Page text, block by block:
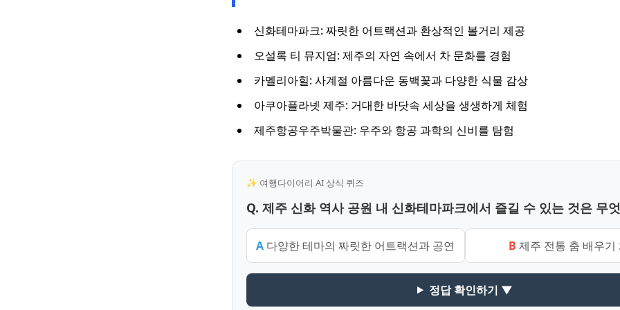
신화테마파크: 짜릿한 어트랙션과 환상적인 볼거리 제공
오설록 티 뮤지엄: 제주의 자연 속에서 차 문화를 경험
카멜리아힐: 사계절 아름다운 동백꽃과 다양한 식물 감상
아쿠아플라넷 제주: 거대한 바닷속 세상을 생생하게 체험
제주항공우주박물관: 우주와 항공 과학의 신비를 탐험
✨ 여행다이어리 AI 상식 퀴즈
Q. 제주 신화 역사 공원 내 신화테마파크에서 즐길 수 있는 것은 무
A 다양한 테마의 짜릿한 어트랙션과 공연 B 제주 전통 춤 배우기
정답 확인하기 ▼